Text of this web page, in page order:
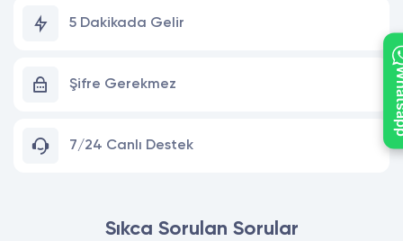
5 Dakikada Gelir
Şifre Gerekmez
7/24 Canlı Destek
Sıkca Sorulan Sorular